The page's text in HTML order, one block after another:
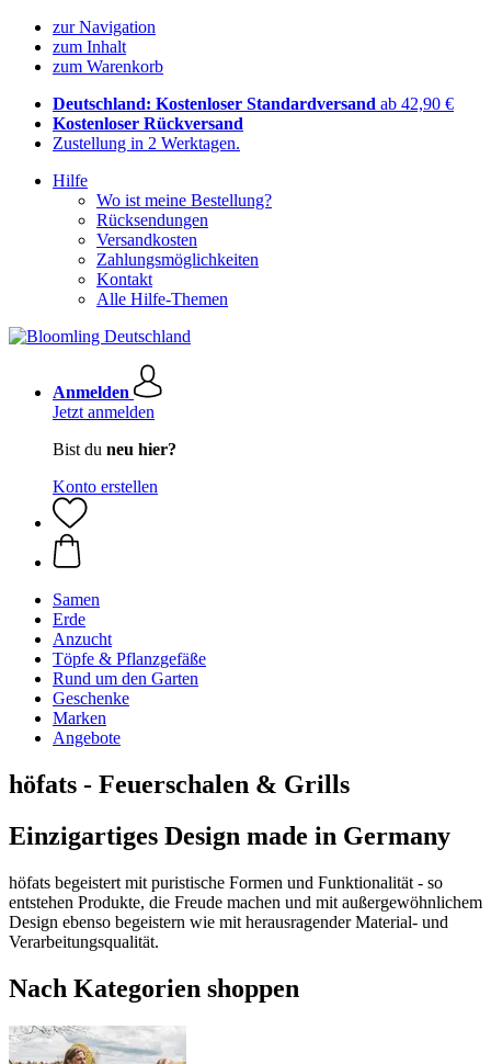
zur Navigation
zum Inhalt
zum Warenkorb
Deutschland: Kostenloser Standardversand ab 42,90 €
Kostenloser Rückversand
Zustellung in 2 Werktagen.
Hilfe
Wo ist meine Bestellung?
Rücksendungen
Versandkosten
Zahlungsmöglichkeiten
Kontakt
Alle Hilfe-Themen
Anmelden
Jetzt anmelden
Bist du neu hier?
Konto erstellen
Samen
Erde
Anzucht
Töpfe & Pflanzgefäße
Rund um den Garten
Geschenke
Marken
Angebote
höfats - Feuerschalen & Grills
Einzigartiges Design made in Germany
höfats begeistert mit puristische Formen und Funktionalität - so
entstehen Produkte, die Freude machen und mit außergewöhnlichem
Design ebenso begeistern wie mit herausragender Material- und
Verarbeitungsqualität.
Nach Kategorien shoppen